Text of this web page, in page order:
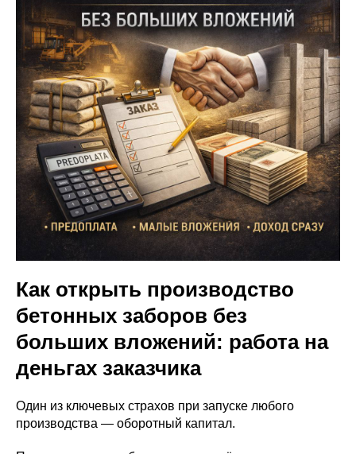
Как открыть производство
бетонных заборов без
больших вложений: работа на
деньгах заказчика
Один из ключевых страхов при запуске любого
производства — оборотный капитал.